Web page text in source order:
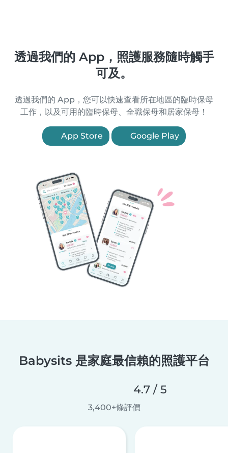
透過我們的 App，照護服務隨時觸手
可及。
透過我們的 App，您可以快速查看所在地區的臨時保母
工作，以及可用的臨時保母、全職保母和居家保母！
App Store Google Play
Babysits 是家庭最信賴的照護平台
4.7 / 5
3,400+條評價